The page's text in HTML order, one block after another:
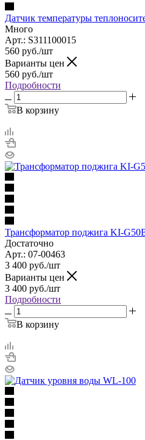
Датчик температуры
Много
Арт.: S311100015
560 руб./шт
Варианты цен
560 руб./шт
Подробности
В корзину
Трансформатор поджига KI-
Достаточно
Арт.: 07-00463
3 400 руб./шт
Варианты цен
3 400 руб./шт
Подробности
В корзину